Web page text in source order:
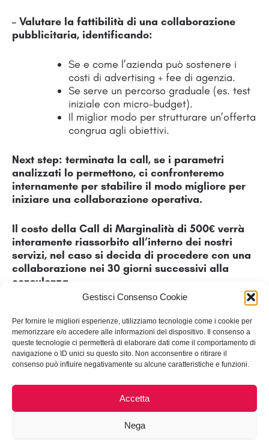
Gestisci Consenso Cookie
Per fornire le migliori esperienze, utilizziamo tecnologie come i cookie per
memorizzare e/o accedere alle informazioni del dispositivo. Il consenso a
queste tecnologie ci permetterà di elaborare dati come il comportamento di
navigazione o ID unici su questo sito. Non acconsentire o ritirare il
consenso può influire negativamente su alcune caratteristiche e funzioni.
Accetta
Nega
– Valutare la fattibilità di una collaborazione
pubblicitaria, identificando:
Se e come l’azienda può sostenere i
costi di advertising + fee di agenzia.
Se serve un percorso graduale (es. test
iniziale con micro-budget).
Il miglior modo per strutturare un’offerta
congrua agli obiettivi.
Next step: terminata la call, se i parametri
analizzati lo permettono, ci confronteremo
internamente per stabilire il modo migliore per
iniziare una collaborazione operativa.
Il costo della Call di Marginalità di 500€ verrà
interamente riassorbito all’interno dei nostri
servizi, nel caso si decida di procedere con una
collaborazione nei 30 giorni successivi alla
consulenza.
GH S.R.L.Viale Mario Angeloni 437, 47521, Cesena (FC)